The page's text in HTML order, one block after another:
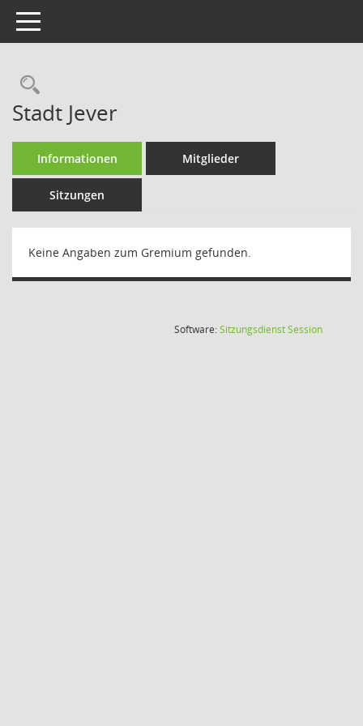
Toggle navigation
Rechercheauswahl
Stadt Jever
Informationen Mitglieder
Sitzungen
Keine Angaben zum Gremium gefunden.
Software:SitzungsdienstSession(Wird in